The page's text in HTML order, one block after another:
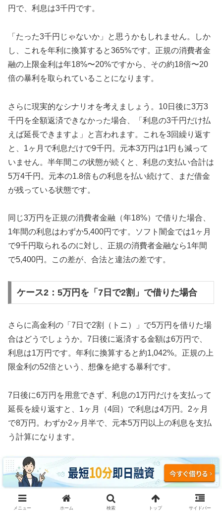
円で、利息は3千円です。
「たった3千円じゃないか」と思うかもしれません。しか
し、これを年利に換算すると365%です。正規の消費者金
融の上限金利は年18%〜20%ですから、その約18倍〜20
倍の暴利を取られていることになります。
さらに現実的なシナリオを考えましょう。10日後に3万3
千円を全額返済できなかった場合、「利息の3千円だけ払
えば延長できますよ」と言われます。これを3回繰り返す
と、1ヶ月で利息だけで9千円。元本3万円は1円も減って
いません。半年間この状態が続くと、利息の支払い合計は
5万4千円。元本の1.8倍もの利息を払い続けて、まだ借金
が残っている状態です。
同じ3万円を正規の消費者金融（年18%）で借りた場合、
1年間の利息はわずか5,400円です。ソフト闇金では1ヶ月
で9千円取られるのに対し、正規の消費者金融なら1年間
で5,400円。この差が、合法と違法の差です。
ケース2：5万円を「7日で2割」で借りた場合
さらに高金利の「7日で2割（トニ）」で5万円を借りた場
合はどうでしょうか。7日後に返済する金額は6万円で、
利息は1万円です。年利に換算すると約1,042%。正規の上
限金利の52倍という、想像を絶する暴利です。
7日後に6万円を用意できず、利息の1万円だけを支払って
延長を繰り返すと、1ヶ月（4回）で利息は4万円。2ヶ月
で8万円。わずか2ヶ月半で、元本5万円以上の利息を支払
う計算になります。
3ヶ月続けた場合、利息の支払い総額は約12万円。元本5
万円の2.4倍の利息を取られ、それでも借金は減っていま
せん。これがソフト闇金の実態です。
メニュー ホーム 検索 トップ サイドバー